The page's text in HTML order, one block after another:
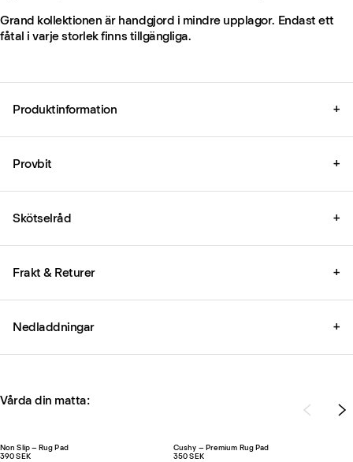
Grand kollektionen är handgjord i mindre upplagor. Endast ett
fåtal i varje storlek finns tillgängliga.
Produktinformation +
Provbit +
Skötselråd +
Frakt & Returer +
Nedladdningar +
Vårda din matta:
Non Slip – Rug Pad
390 SEK
Cushy – Premium Rug Pad
350 SEK